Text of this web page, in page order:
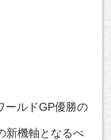
ールドGP優勝の
新機軸となるべ